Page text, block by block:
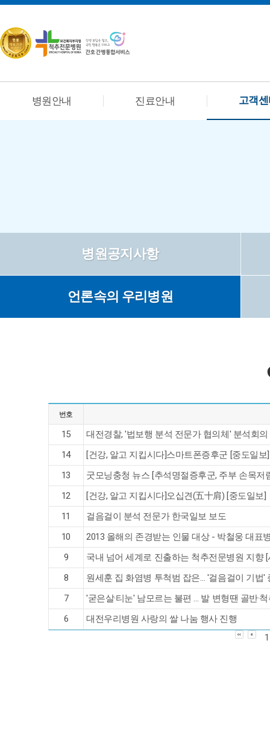
병원안내 진료안내 고객
병원공지사항
언론속의 우리병원
번호
15
대전경찰, '법보행 분석 전문가 협의체' 분석회의
14
[건강, 알고 지킵시다]스마트폰증후군 [중도일보]
13
굿모닝충청 뉴스 [추석명절증후군, 주부 손목저
12
[건강, 알고 지킵시다]오십견(五十肩) [중도일보]
11
걸음걸이 분석 전문가 한국일보 보도
10
2013 올해의 존경받는 인물 대상 - 박철웅 대표
9
국내 넘어 세계로 진출하는 척추전문병원 지향
8
원세훈 집 화염병 투척범 잡은… '걸음걸이 기법'
7
'굳은살·티눈' 남모르는 불편 … 발 변형땐 골반·
6
대전우리병원 사랑의 쌀 나눔 행사 진행